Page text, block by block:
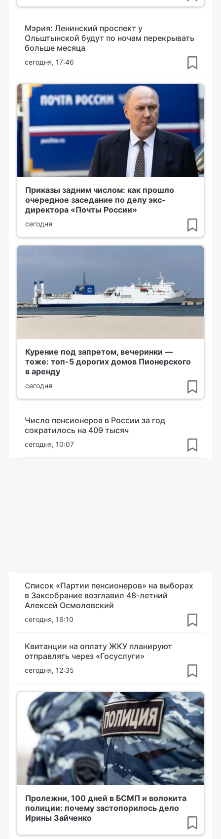
Мэрия: Ленинский проспект у
Ольштынской будут по ночам перекрывать
больше месяца
сегодня, 17:46
Приказы задним числом: как прошло
очередное заседание по делу экс-
директора «Почты России»
сегодня
Курение под запретом, вечеринки —
тоже: топ-5 дорогих домов Пионерского
в аренду
сегодня
Число пенсионеров в России за год
сократилось на 409 тысяч
сегодня, 10:07
Список «Партии пенсионеров» на выборах
в Заксобрание возглавил 48-летний
Алексей Осмоловский
сегодня, 16:10
Квитанции на оплату ЖКУ планируют
отправлять через «Госуслуги»
сегодня, 12:35
Пролежни, 100 дней в БСМП и волокита
полиции: почему застопорилось дело
Ирины Зайченко